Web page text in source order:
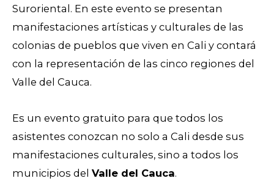
Suroriental. En este evento se presentan
manifestaciones artísticas y culturales de las
colonias de pueblos que viven en Cali y contará
con la representación de las cinco regiones del
Valle del Cauca.
Es un evento gratuito para que todos los
asistentes conozcan no solo a Cali desde sus
manifestaciones culturales, sino a todos los
municipios del Valle del Cauca.